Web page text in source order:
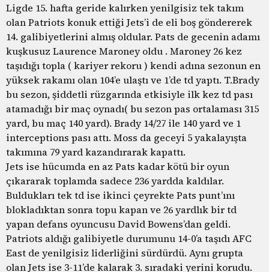
Ligde 15. hafta geride kalırken yenilgisiz tek takım
olan Patriots konuk ettiği Jets’i de eli boş göndererek
14. galibiyetlerini almış oldular. Pats de gecenin adamı
kuşkusuz Laurence Maroney oldu . Maroney 26 kez
taşıdığı topla ( kariyer rekoru ) kendi adına sezonun en
yüksek rakamı olan 104’e ulaştı ve 1’de td yaptı. T.Brady
bu sezon, şiddetli rüzgarında etkisiyle ilk kez td pası
atamadığı bir maç oynadı( bu sezon pas ortalaması 315
yard, bu maç 140 yard). Brady 14/27 ile 140 yard ve 1
interceptions pası attı. Moss da geceyi 5 yakalayışta
takımına 79 yard kazandırarak kapattı.
Jets ise hücumda en az Pats kadar kötü bir oyun
çıkararak toplamda sadece 236 yardda kaldılar.
Buldukları tek td ise ikinci çeyrekte Pats punt’ını
blokladıktan sonra topu kapan ve 26 yardlık bir td
yapan defans oyuncusu David Bowens’dan geldi.
Patriots aldığı galibiyetle durumunu 14-0’a taşıdı AFC
East de yenilgisiz liderliğini sürdürdü. Aynı grupta
olan Jets ise 3-11’de kalarak 3. sıradaki yerini korudu.